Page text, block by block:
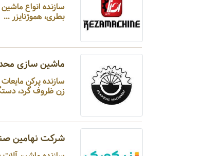
سازنده انواع
بطری، هموژنایزر ...
ماشین سازی
سازنده پرکن
زن ظروف گرد،
شرکت نهامین